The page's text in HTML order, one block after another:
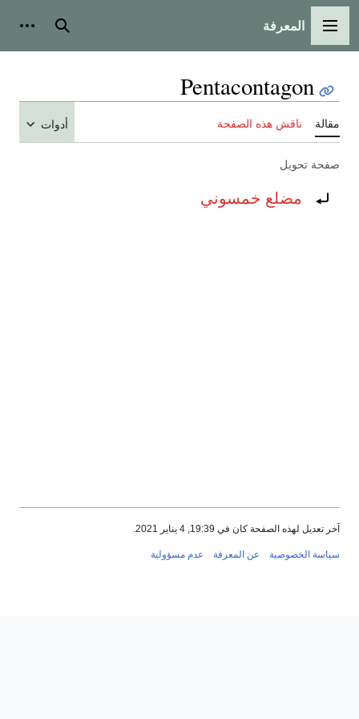
القائمة الرئيسية
المعرفة بحث
Pentacontagon
مقالة ناقش هذه الصفحة أدوات
صفحة تحويل
تحويل إلى:مضلع خمسوني
آخر تعديل لهذه الصفحة كان في 19:39, 4 يناير 2021.
سياسة الخصوصية عن المعرفة عدم مسؤولية